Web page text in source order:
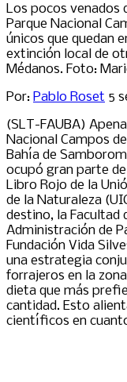
Los pocos venados
Parque Nacional
únicos que quedan
extinción local de
Médanos. Foto:
Por: Pablo Roset 5
(SLT-FAUBA)
Nacional Campos
Bahía de
ocupó gran parte
Libro Rojo de la
de la Naturaleza
destino, la Facultad
Administración de
Fundación Vida
una estrategia
forrajeros en la
dieta que más
cantidad. Esto
científicos en